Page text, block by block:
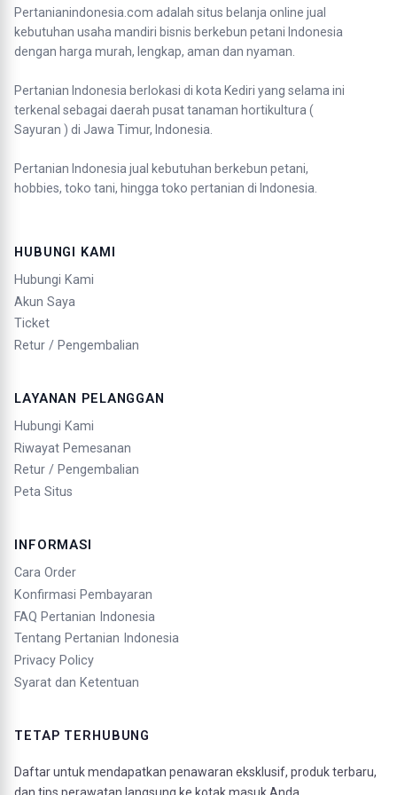
Pertanianindonesia.com adalah situs belanja online jual
kebutuhan usaha mandiri bisnis berkebun petani Indonesia
dengan harga murah, lengkap, aman dan nyaman.
Pertanian Indonesia berlokasi di kota Kediri yang selama ini
terkenal sebagai daerah pusat tanaman hortikultura (
Sayuran ) di Jawa Timur, Indonesia.
Pertanian Indonesia jual kebutuhan berkebun petani,
hobbies, toko tani, hingga toko pertanian di Indonesia.
HUBUNGI KAMI
Hubungi Kami
Akun Saya
Ticket
Retur / Pengembalian
LAYANAN PELANGGAN
Hubungi Kami
Riwayat Pemesanan
Retur / Pengembalian
Peta Situs
INFORMASI
Cara Order
Konfirmasi Pembayaran
FAQ Pertanian Indonesia
Tentang Pertanian Indonesia
Privacy Policy
Syarat dan Ketentuan
TETAP TERHUBUNG
Daftar untuk mendapatkan penawaran eksklusif, produk terbaru,